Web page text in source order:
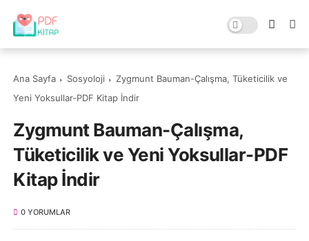
Ana Sayfa Sosyoloji
Zygmunt Bauman-Çalışma, Tüketicilik ve
Yeni Yoksullar-PDF Kitap İndir
Zygmunt Bauman-Çalışma,
Tüketicilik ve Yeni Yoksullar-PDF
Kitap İndir
0 YORUMLAR